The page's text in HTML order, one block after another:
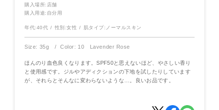
購入場所:店舗
購入用途:自分用
年代:40代 性別:女性 肌タイプ: ノーマルスキン
Size: 35g Color: 10 Lavender Rose
ほんのり血色良くなります。SPF50と思えないほど、やさしい香り
と使用感です。ジルやアディクションの下地を試したりしています
が、それらとそんなに変わらないような…。良いお品です。